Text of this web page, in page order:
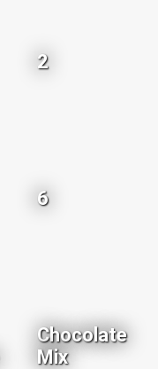
2
6
Chocolate
Mix